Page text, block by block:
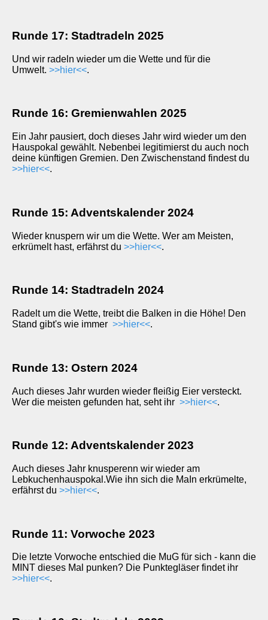
Runde 17: Stadtradeln 2025
Und wir radeln wieder um die Wette und für die
Umwelt. >>hier<<.
Runde 16: Gremienwahlen 2025
Ein Jahr pausiert, doch dieses Jahr wird wieder um den
Hauspokal gewählt. Nebenbei legitimierst du auch noch
deine künftigen Gremien. Den Zwischenstand findest du
>>hier<<.
Runde 15: Adventskalender 2024
Wieder knuspern wir um die Wette. Wer am Meisten,
erkrümelt hast, erfährst du >>hier<<.
Runde 14: Stadtradeln 2024
Radelt um die Wette, treibt die Balken in die Höhe! Den
Stand gibt's wie immer >>hier<<.
Runde 13: Ostern 2024
Auch dieses Jahr wurden wieder fleißig Eier versteckt.
Wer die meisten gefunden hat, seht ihr >>hier<<.
Runde 12: Adventskalender 2023
Auch dieses Jahr knusperenn wir wieder am
Lebkuchenhauspokal.Wie ihn sich die MaIn erkrümelte,
erfährst du >>hier<<.
Runde 11: Vorwoche 2023
Die letzte Vorwoche entschied die MuG für sich - kann die
MINT dieses Mal punken? Die Punktegläser findet ihr
>>hier<<.